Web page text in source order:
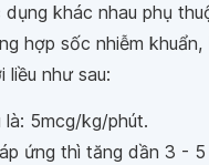
khác nhau phụ
hợp sốc nhiễm khuẩn,
như sau:
là: 5mcg/kg/phút.
ứng thì tăng dần 3 - 5